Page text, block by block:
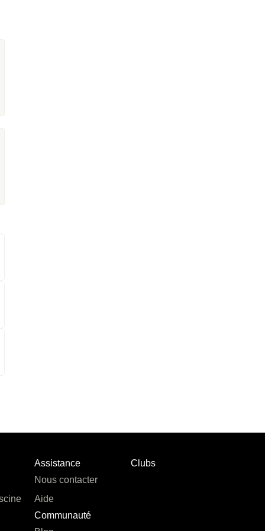
Assistance
Nous contacter
Aide
Communauté
Clubs